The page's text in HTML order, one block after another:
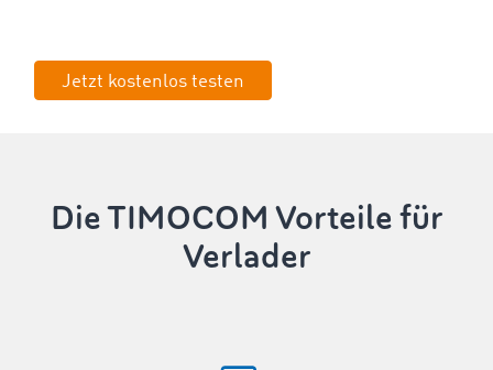
Jetzt kostenlos testen
Die TIMOCOM Vorteile für
Verlader